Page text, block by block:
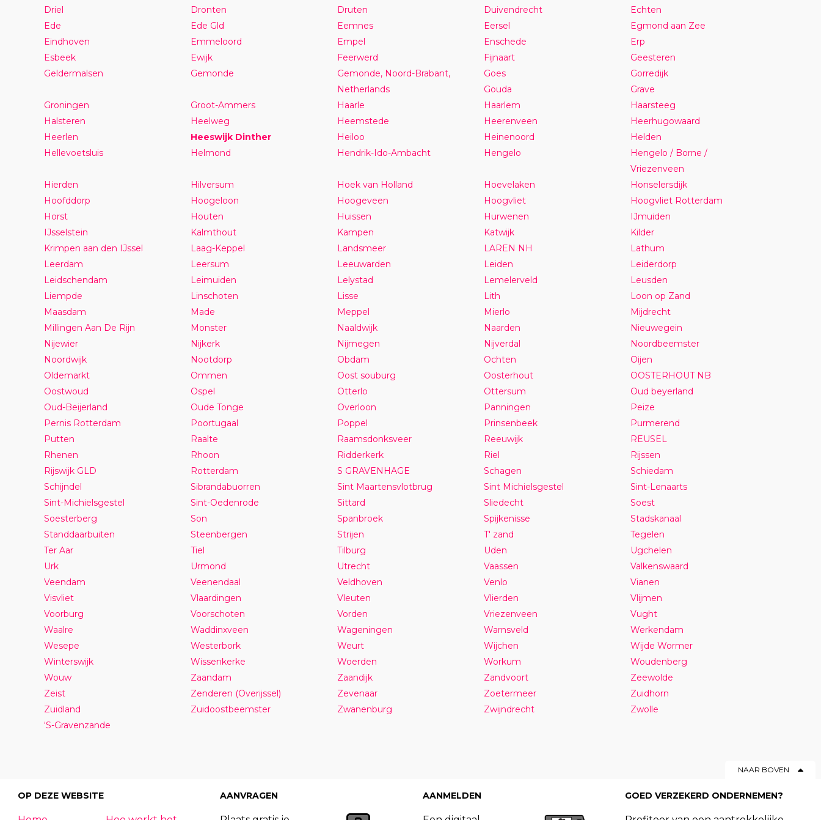
Driel
Dronten Druten Duivendrecht
Echten
Ede
Ede Gld Eemnes Eersel
Egmond aan Zee
Eindhoven
Emmeloord Empel Enschede
Erp
Esbeek
Ewijk Feerwerd Fijnaart
Geesteren
Geldermalsen
Gemonde
Gemonde, Noord-Brabant,
Netherlands
Goes
Gorredijk
Gouda
Grave
Groningen
Groot-Ammers Haarle Haarlem
Haarsteeg
Halsteren
Heelweg Heemstede Heerenveen
Heerhugowaard
Heerlen
Heeswijk Dinther Heiloo Heinenoord
Helden
Hellevoetsluis
Helmond Hendrik-Ido-Ambacht Hengelo
Hengelo / Borne /
Vriezenveen
Hierden
Hilversum Hoek van Holland Hoevelaken
Honselersdijk
Hoofddorp
Hoogeloon Hoogeveen Hoogvliet
Hoogvliet Rotterdam
Horst
Houten Huissen Hurwenen
IJmuiden
IJsselstein
Kalmthout Kampen Katwijk
Kilder
Krimpen aan den IJssel
Laag-Keppel Landsmeer LAREN NH
Lathum
Leerdam
Leersum Leeuwarden Leiden
Leiderdorp
Leidschendam
Leimuiden Lelystad Lemelerveld
Leusden
Liempde
Linschoten Lisse Lith
Loon op Zand
Maasdam
Made Meppel Mierlo
Mijdrecht
Millingen Aan De Rijn
Monster Naaldwijk Naarden
Nieuwegein
Nijewier
Nijkerk Nijmegen Nijverdal
Noordbeemster
Noordwijk
Nootdorp Obdam Ochten
Oijen
Oldemarkt
Ommen Oost souburg Oosterhout
OOSTERHOUT NB
Oostwoud
Ospel Otterlo Ottersum
Oud beyerland
Oud-Beijerland
Oude Tonge Overloon Panningen
Peize
Pernis Rotterdam
Poortugaal Poppel Prinsenbeek
Purmerend
Putten
Raalte Raamsdonksveer Reeuwijk
REUSEL
Rhenen
Rhoon Ridderkerk Riel
Rijssen
Rijswijk GLD
Rotterdam S GRAVENHAGE Schagen
Schiedam
Schijndel
Sibrandabuorren Sint Maartensvlotbrug Sint Michielsgestel
Sint-Lenaarts
Sint-Michielsgestel
Sint-Oedenrode Sittard Sliedecht
Soest
Soesterberg
Son Spanbroek Spijkenisse
Stadskanaal
Standdaarbuiten
Steenbergen Strijen T' zand
Tegelen
Ter Aar
Tiel Tilburg Uden
Ugchelen
Urk
Urmond Utrecht Vaassen
Valkenswaard
Veendam
Veenendaal Veldhoven Venlo
Vianen
Visvliet
Vlaardingen Vleuten Vlierden
Vlijmen
Voorburg
Voorschoten Vorden Vriezenveen
Vught
Waalre
Waddinxveen Wageningen Warnsveld
Werkendam
Wesepe
Westerbork Weurt Wijchen
Wijde Wormer
Winterswijk
Wissenkerke Woerden Workum
Woudenberg
Wouw
Zaandam Zaandijk Zandvoort
Zeewolde
Zeist
Zenderen (Overijssel) Zevenaar Zoetermeer
Zuidhorn
Zuidland
Zuidoostbeemster Zwanenburg Zwijndrecht
Zwolle
‘S-Gravenzande
NAAR BOVEN
OP DEZE WEBSITE AANVRAGEN AANMELDEN GOED VERZEKERD ONDERNEMEN?